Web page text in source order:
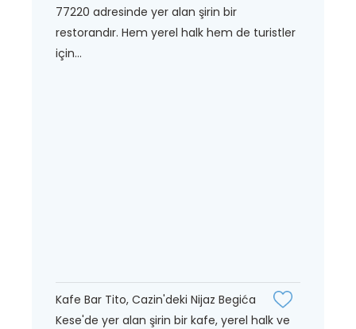
77220 adresinde yer alan şirin bir
restorandır. Hem yerel halk hem de turistler
için...
Kafe Bar Tito, Cazin'deki Nijaz Begića
Kese'de yer alan şirin bir kafe, yerel halk ve